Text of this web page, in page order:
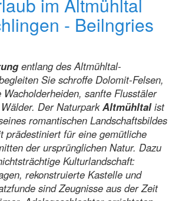
- Beilngries
entlang des Altmühltal-
Sie schroffe Dolomit-Felsen,
Wacholderheiden, sanfte Flusstäler
Der NaturparkAltmühltalist
romantischen Landschaftsbildes
prädestiniert für eine gemütliche
der ursprünglichen Natur. Dazu
Kulturlandschaft:
rekonstruierte Kastelle und
sind Zeugnisse aus der Zeit